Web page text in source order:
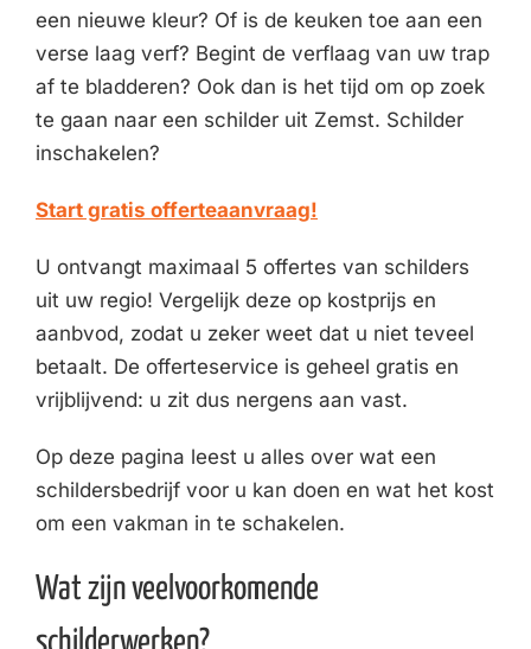
een nieuwe kleur? Of is de keuken toe aan een
verse laag verf? Begint de verflaag van uw trap
af te bladderen? Ook dan is het tijd om op zoek
te gaan naar een schilder uit Zemst. Schilder
inschakelen?
Start gratis offerteaanvraag!
U ontvangt maximaal 5 offertes van schilders
uit uw regio! Vergelijk deze op kostprijs en
aanbvod, zodat u zeker weet dat u niet teveel
betaalt. De offerteservice is geheel gratis en
vrijblijvend: u zit dus nergens aan vast.
Op deze pagina leest u alles over wat een
schildersbedrijf voor u kan doen en wat het kost
om een vakman in te schakelen.
Wat zijn veelvoorkomende